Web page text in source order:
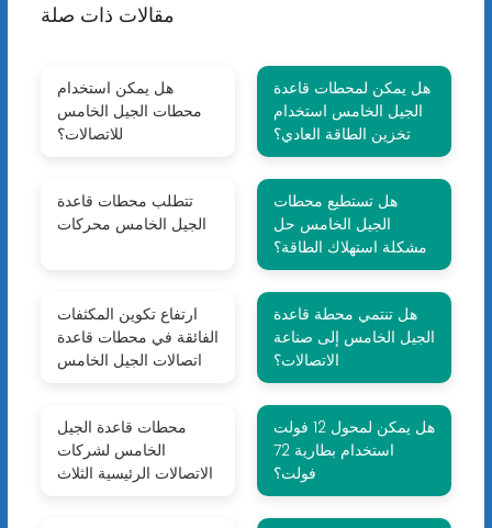
مقالات ذات صلة
هل يمكن استخدام
محطات الجيل الخامس
للاتصالات؟
هل يمكن لمحطات قاعدة
الجيل الخامس استخدام
تخزين الطاقة العادي؟
تتطلب محطات قاعدة
الجيل الخامس محركات
هل تستطيع محطات
الجيل الخامس حل
مشكلة استهلاك الطاقة؟
ارتفاع تكوين المكثفات
الفائقة في محطات قاعدة
اتصالات الجيل الخامس
هل تنتمي محطة قاعدة
الجيل الخامس إلى صناعة
الاتصالات؟
محطات قاعدة الجيل
الخامس لشركات
الاتصالات الرئيسية الثلاث
هل يمكن لمحول 12 فولت
استخدام بطارية 72
فولت؟